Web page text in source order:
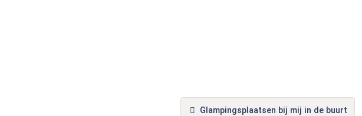
Glampingsplaatsen bij mij in de buurt